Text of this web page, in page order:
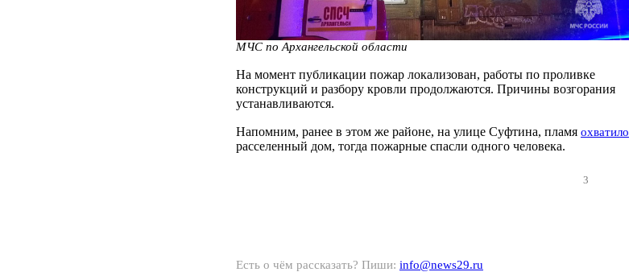
МЧС по Архангельской области
На момент публикации пожар локализован, работы по проливке
конструкций и разбору кровли продолжаются. Причины возгорания
устанавливаются.
Напомним, ранее в этом же районе, на улице Суфтина, пламя охватило
расселенный дом, тогда пожарные спасли одного человека.
3
Есть о чём рассказать? Пиши: info@news29.ru